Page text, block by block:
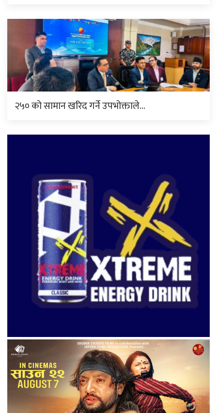
२५० को सामान खरिद गर्ने उपभोक्ताले…